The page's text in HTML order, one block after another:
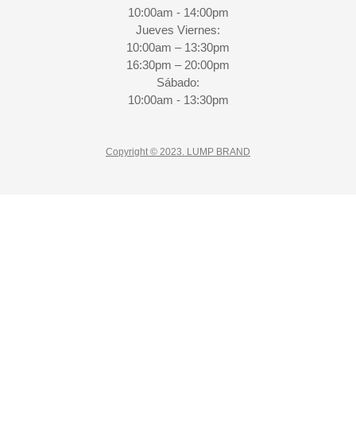
10:00am - 14:00pm
Jueves Viernes:
10:00am – 13:30pm
16:30pm – 20:00pm
Sábado:
10:00am - 13:30pm
Copyright © 2023. LUMP BRAND